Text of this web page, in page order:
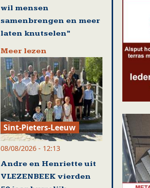
wil mensen
samenbrengen en meer
laten knutselen”
Meer lezen
Sint-Pieters-Leeuw
08/08/2026 - 12:13
Andre en Henriette uit
VLEZENBEEK vierden